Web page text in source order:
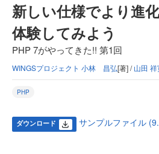
新しい仕様でより進
体験してみよう
PHP 7がやってきた!! 第1回
WINGSプロジェクト 小林 昌弘[著] /山田
PHP
ダウンロード サンプルファイル